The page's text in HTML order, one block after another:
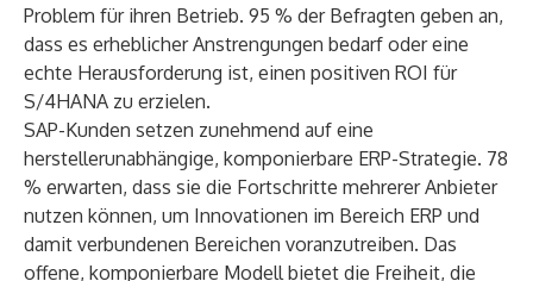
Problem für ihren Betrieb. 95 % der Befragten geben an,
dass es erheblicher Anstrengungen bedarf oder eine
echte Herausforderung ist, einen positiven ROI für
S/4HANA zu erzielen.
SAP-Kunden setzen zunehmend auf eine
herstellerunabhängige, komponierbare ERP-Strategie. 78
% erwarten, dass sie die Fortschritte mehrerer Anbieter
nutzen können, um Innovationen im Bereich ERP und
damit verbundenen Bereichen voranzutreiben. Das
offene, komponierbare Modell bietet die Freiheit, die